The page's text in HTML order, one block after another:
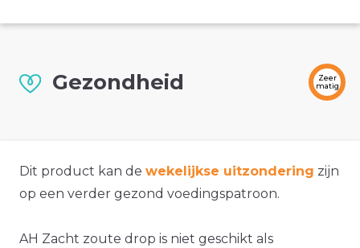
Gezondheid
Zeer
matig
Dit product kan de wekelijkse uitzondering zijn
op een verder gezond voedingspatroon.
AH Zacht zoute drop is niet geschikt als